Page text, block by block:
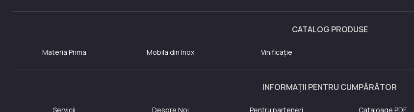
CATALOG PRODUSE
Materia Prima Mobila din Inox Vinificație
INFORMAȚII PENTRU CUMPĂRĂTOR
Servicii Despre Noi Pentru parteneri Cataloage PDF